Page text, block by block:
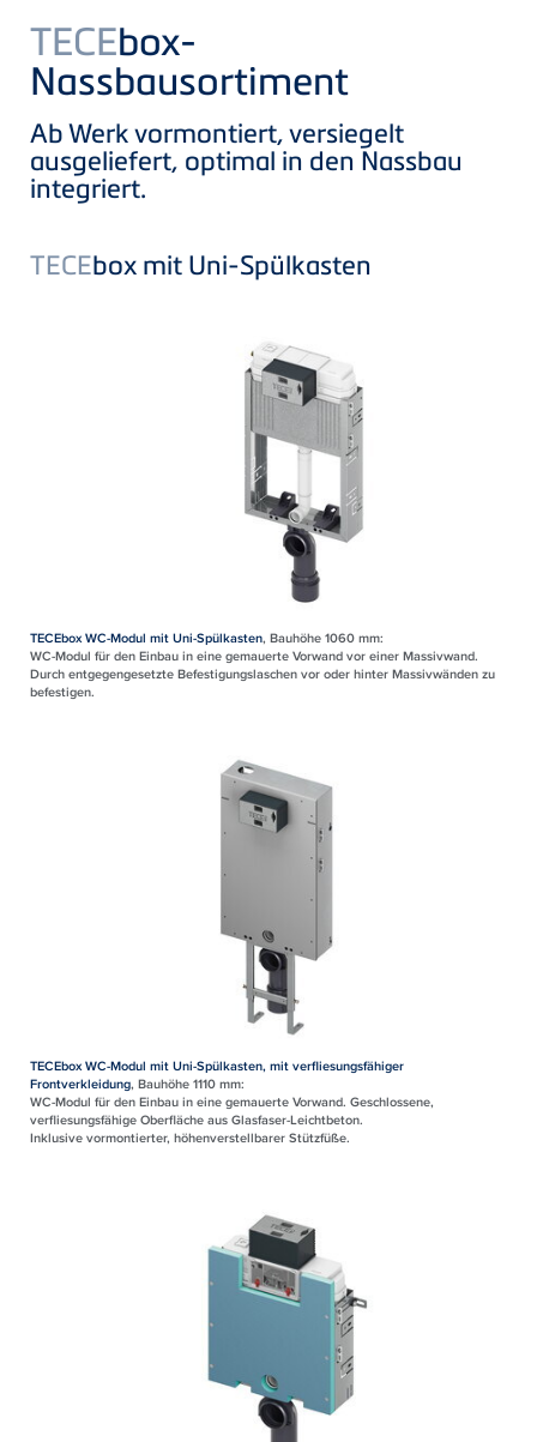
TECEbox-
Nassbausortiment
Ab Werk vormontiert, versiegelt
ausgeliefert, optimal in den Nassbau
integriert.
TECEbox mit Uni-Spülkasten
TECEbox WC-Modul mit Uni-Spülkasten, Bauhöhe 1060 mm:
WC-Modul für den Einbau in eine gemauerte Vorwand vor einer Massivwand.
Durch entgegengesetzte Befestigungslaschen vor oder hinter Massivwänden zu
befestigen.
TECEbox WC-Modul mit Uni-Spülkasten, mit verfliesungsfähiger
Frontverkleidung, Bauhöhe 1110 mm:
WC-Modul für den Einbau in eine gemauerte Vorwand. Geschlossene,
verfliesungsfähige Oberfläche aus Glasfaser-Leichtbeton.
Inklusive vormontierter, höhenverstellbarer Stützfüße.